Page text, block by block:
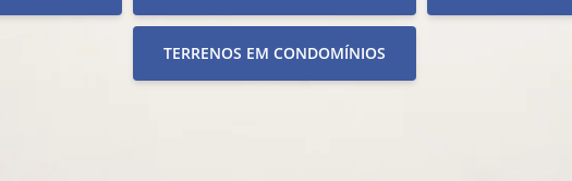
TERRENOS EM CONDOMÍNIOS